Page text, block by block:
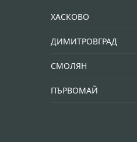
ХАСКОВО
ДИМИТРОВГРАД
СМОЛЯН
ПЪРВОМАЙ